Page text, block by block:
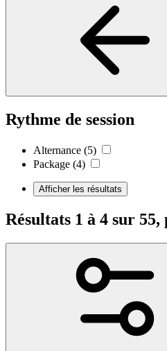
Rythme de session
Alternance (5)
Package (4)
Afficher les résultats
Résultats 1 à 4 sur 55,